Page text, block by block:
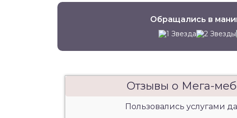
Обращались в
Отзывы о Мега-
Пользовались услугами